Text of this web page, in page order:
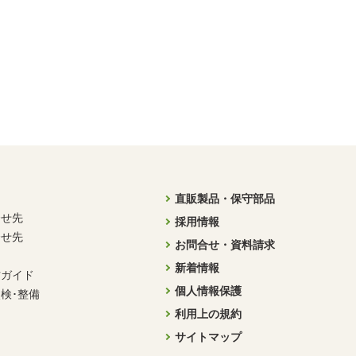
先
先
イド
･整備
直販製品・保守部品
採用情報
お問合せ・資料請求
新着情報
個人情報保護
利用上の規約
サイトマップ